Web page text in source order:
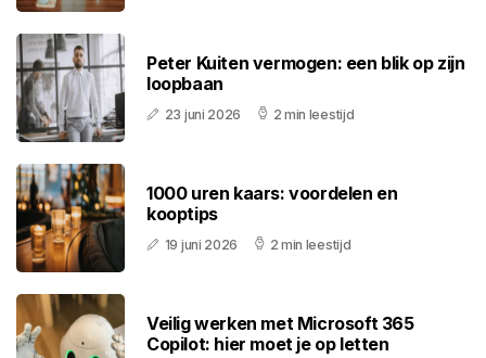
Peter Kuiten vermogen: een blik op zijn
loopbaan
23 juni 2026 2 min leestijd
1000 uren kaars: voordelen en
kooptips
19 juni 2026 2 min leestijd
Veilig werken met Microsoft 365
Copilot: hier moet je op letten